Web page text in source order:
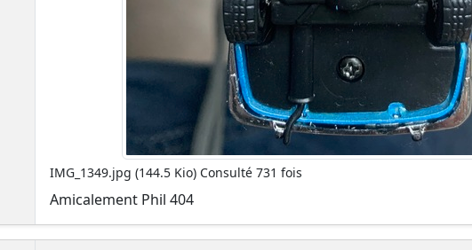
IMG_1349.jpg (144.5 Kio) Consulté 731 fois
Amicalement Phil 404